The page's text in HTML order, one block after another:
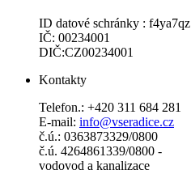
ID datové schránky : f4ya7qz
IČ: 00234001
DIČ:CZ00234001
Kontakty
Telefon.: +420 311 684 281
E-mail: info@vseradice.cz
č.ú.: 0363873329/0800
č.ú. 4264861339/0800 -
vodovod a kanalizace